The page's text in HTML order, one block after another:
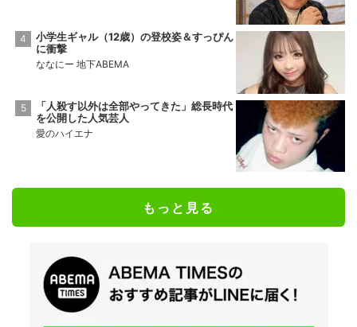
小学生ギャル（12歳）の登校姿＆すっぴん
に衝撃
ななにー 地下ABEMA
「人殺す以外は全部やってきた」総長時代
を公開した人気芸人
愛のハイエナ
もっと見る